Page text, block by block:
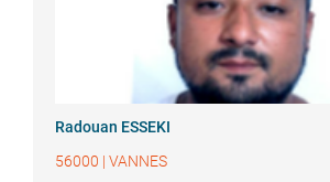
Radouan ESSEKI
56000 | VANNES